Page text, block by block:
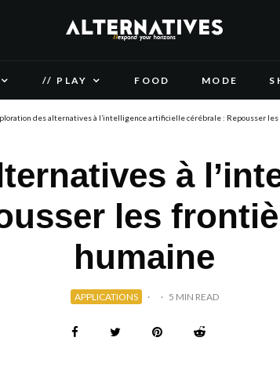
// PLAY FOOD MODE
des alternatives à l’intelligence artificielle cérébrale : Repousser
à
les
humaine
APPLICATIONS · · 5 MIN READ